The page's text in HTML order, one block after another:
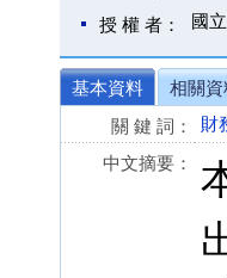
授 權 者： 國
基本資料
相關資
關 鍵 詞：
財
中文摘要：